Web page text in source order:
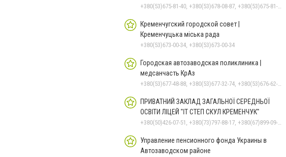
+380(53)675-81-40, +380(53)678-08-87, +380(53)675-81-31, +380(53)675-81-38, +380(53)675-81-33, +380(53)675-81-37, +380(53)675-81-32, +380(53)678-09-01
Кременчугский городской совет |
Кременчуцька міська рада
+380(53)673-00-34, +380(53)673-00-34
Городская автозаводская поликлиника |
медсанчасть КрАз
+380(53)677-48-88, +380(53)677-32-74, +380(53)676-62-99, +380536766187
ПРИВАТНИЙ ЗАКЛАД ЗАГАЛЬНОЇ СЕРЕДНЬОЇ
ОСВІТИ ЛІЦЕЙ "ІТ СТЕП СКУЛ КРЕМЕНЧУК"
+380(50)426-07-51, +380(73)797-88-17, +380(67)899-09-16
Управление пенсионного фонда Украины в
Автозаводском районе